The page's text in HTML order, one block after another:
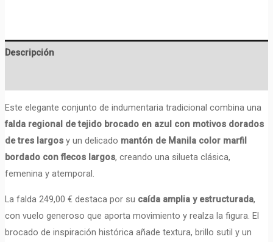
de
Manila
Indumentaria
tradicional
Teruel.
cantidad
Descripción
Este elegante conjunto de indumentaria tradicional combina una
falda regional de tejido brocado en azul con motivos dorados
de tres largosy un delicado mantón de Manila color marfil
bordado con flecos largos, creando una silueta clásica,
femenina y atemporal.
La falda 249,00 € destaca por su caída amplia y estructurada,
con vuelo generoso que aporta movimiento y realza la figura. El
brocado de inspiración histórica añade textura, brillo sutil y un